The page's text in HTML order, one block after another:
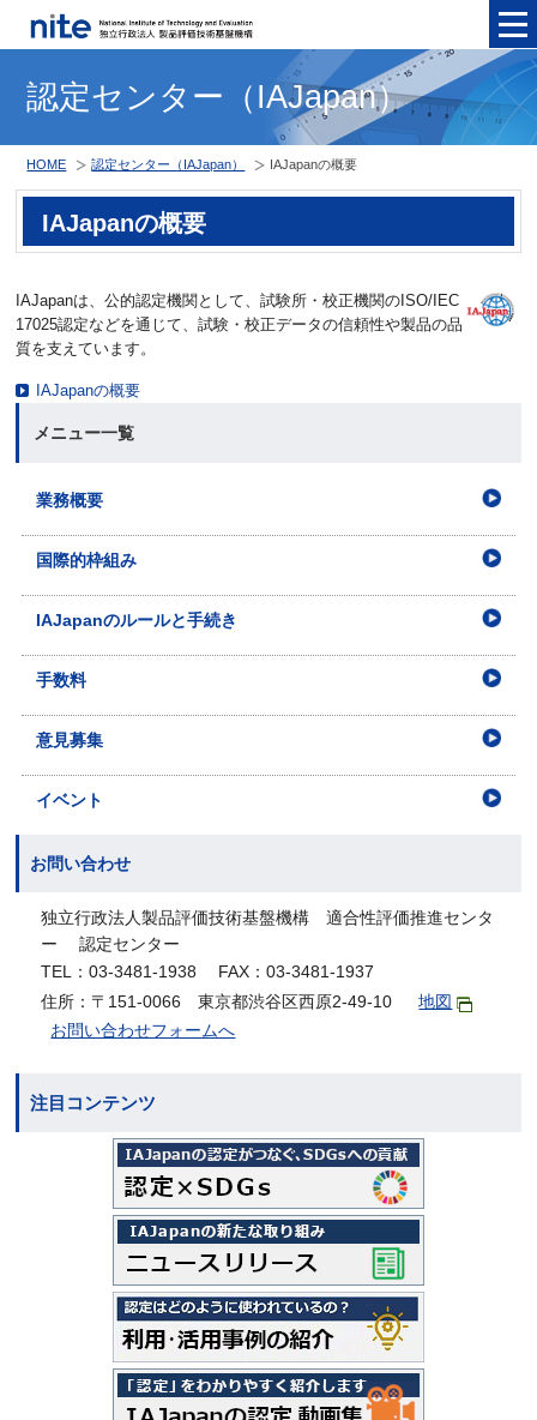
認定センター（IAJapan）
HOME 認定センター（IAJapan） IAJapanの概要
IAJapanの概要
IAJapanは、公的認定機関として、試験所・校正機関のISO/IEC
17025認定などを通じて、試験・校正データの信頼性や製品の品
質を支えています。
IAJapanの概要
メニュー一覧
業務概要
国際的枠組み
IAJapanのルールと手続き
手数料
意見募集
イベント
お問い合わせ
独立行政法人製品評価技術基盤機構 適合性評価推進センタ
ー 認定センター
TEL：03-3481-1938 FAX：03-3481-1937
住所：〒151-0066 東京都渋谷区西原2-49-10
地図
お問い合わせフォームへ
注目コンテンツ